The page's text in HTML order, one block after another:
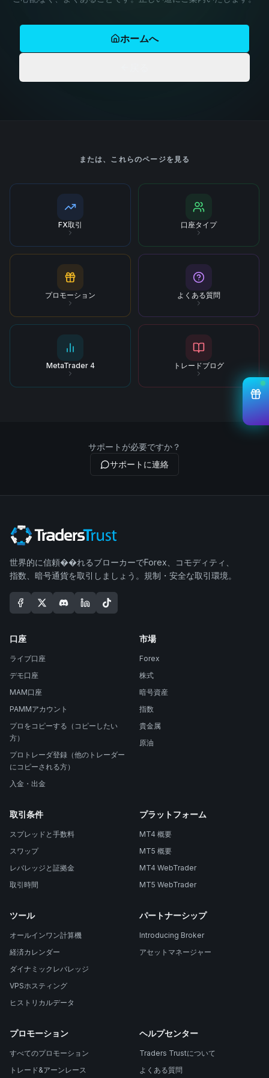
ホームへ
または、これらのページを見る
FX取引 口座タイプ
プロモーション よくある質問
MetaTrader 4 トレードブログ
サポートが必要ですか？
サポートに連絡
世界的に信頼��れるブローカーでForex、コモディティ、
指数、暗号通貨を取引しましょう。規制・安全な取引環境。
口座
ライブ口座
デモ口座
MAM口座
PAMMアカウント
プロをコピーする（コピーしたい
方）
プロトレーダ登録（他のトレーダー
にコピーされる方）
入金・出金
市場
Forex
株式
暗号資産
指数
貴金属
原油
取引条件
スプレッドと手数料
スワップ
レバレッジと証拠金
取引時間
プラットフォーム
MT4 概要
MT5 概要
MT4 WebTrader
MT5 WebTrader
ツール
オールインワン計算機
経済カレンダー
ダイナミックレバレッジ
VPSホスティング
ヒストリカルデータ
パートナーシップ
Introducing Broker
アセットマネージャー
プロモーション
すべてのプロモーション
トレード&アーンレース
ヘルプセンター
Traders Trustについて
よくある質問